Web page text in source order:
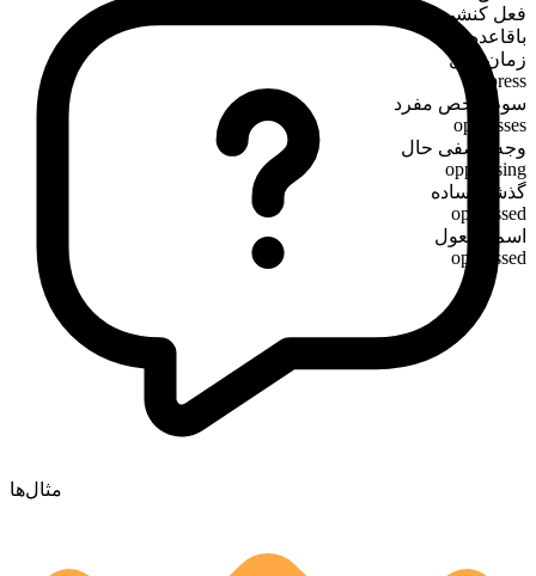
فعل کنشی
باقاعده
زمان حال
oppress
سوم‌شخص مفرد
oppresses
وجه وصفی حال
oppressing
گذشته ساده
oppressed
اسم مفعول
oppressed
مثال‌ها